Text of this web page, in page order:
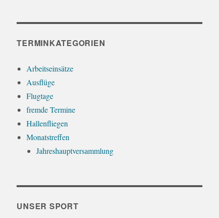
TERMINKATEGORIEN
Arbeitseinsätze
Ausflüge
Flugtage
fremde Termine
Hallenfliegen
Monatstreffen
Jahreshauptversammlung
UNSER SPORT